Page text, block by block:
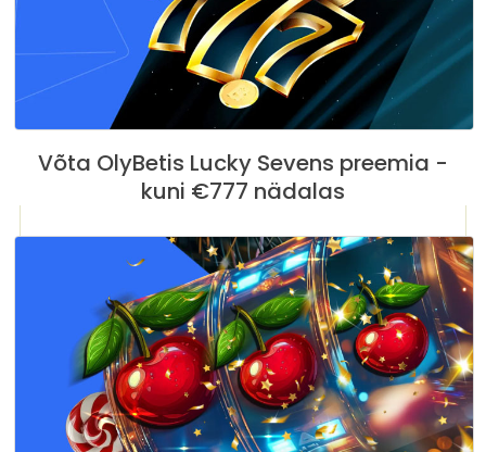
Võta OlyBetis Lucky Sevens preemia -
kuni €777 nädalas